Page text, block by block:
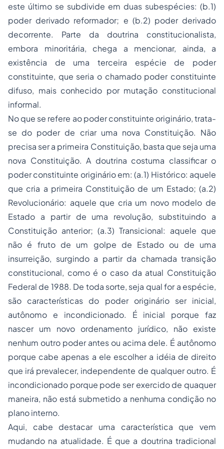
este último se subdivide em duas subespécies: (b.1)
poder derivado reformador; e (b.2) poder derivado
decorrente. Parte da doutrina constitucionalista,
embora minoritária, chega a mencionar, ainda, a
existência de uma terceira espécie de poder
constituinte, que seria o chamado poder constituinte
difuso, mais conhecido por mutação constitucional
informal.
No que se refere ao poder constituinte originário, trata-
se do poder de criar uma nova Constituição. Não
precisa ser a primeira Constituição, basta que seja uma
nova Constituição. A doutrina costuma classificar o
poder constituinte originário em: (a.1) Histórico: aquele
que cria a primeira Constituição de um Estado; (a.2)
Revolucionário: aquele que cria um novo modelo de
Estado a partir de uma revolução, substituindo a
Constituição anterior; (a.3) Transicional: aquele que
não é fruto de um golpe de Estado ou de uma
insurreição, surgindo a partir da chamada transição
constitucional, como é o caso da atual Constituição
Federal de 1988. De toda sorte, seja qual for a espécie,
são características do poder originário ser inicial,
autônomo e incondicionado. É inicial porque faz
nascer um novo ordenamento jurídico, não existe
nenhum outro poder antes ou acima dele. É autônomo
porque cabe apenas a ele escolher a idéia de direito
que irá prevalecer, independente de qualquer outro. É
incondicionado porque pode ser exercido de quaquer
maneira, não está submetido a nenhuma condição no
plano interno.
Aqui, cabe destacar uma característica que vem
mudando na atualidade. É que a doutrina tradicional